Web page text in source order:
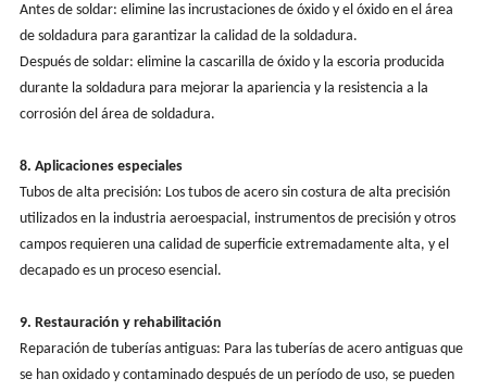
Antes de soldar: elimine las incrustaciones de óxido y el óxido en el área
de soldadura para garantizar la calidad de la soldadura.
Después de soldar: elimine la cascarilla de óxido y la escoria producida
durante la soldadura para mejorar la apariencia y la resistencia a la
corrosión del área de soldadura.
8. Aplicaciones especiales
Tubos de alta precisión: Los tubos de acero sin costura de alta precisión
utilizados en la industria aeroespacial, instrumentos de precisión y otros
campos requieren una calidad de superficie extremadamente alta, y el
decapado es un proceso esencial.
9. Restauración y rehabilitación
Reparación de tuberías antiguas: Para las tuberías de acero antiguas que
se han oxidado y contaminado después de un período de uso, se pueden